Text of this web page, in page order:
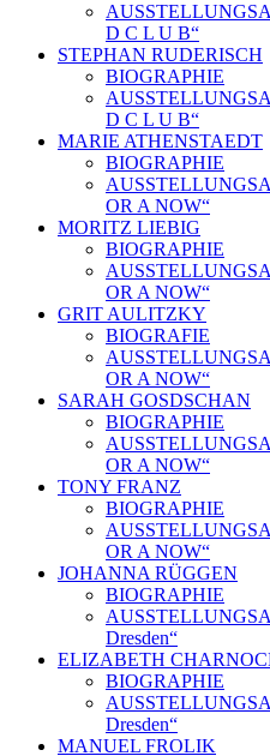
D C L U B“
STEPHAN RUDERISCH
BIOGRAPHIE
D C L U B“
MARIE ATHENSTAEDT
BIOGRAPHIE
OR A NOW“
MORITZ LIEBIG
BIOGRAPHIE
OR A NOW“
GRIT AULITZKY
BIOGRAFIE
OR A NOW“
SARAH GOSDSCHAN
BIOGRAPHIE
OR A NOW“
TONY FRANZ
BIOGRAPHIE
OR A NOW“
JOHANNA RÜGGEN
BIOGRAPHIE
Dresden“
ELIZABETH
BIOGRAPHIE
Dresden“
MANUEL FROLIK